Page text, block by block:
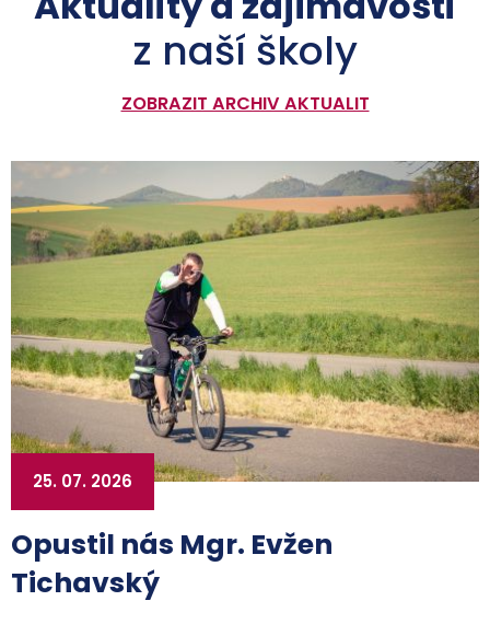
z naší školy
ZOBRAZIT ARCHIV AKTUALIT
Opustil nás Mgr. Evžen
Tichavský
25. 07. 2026